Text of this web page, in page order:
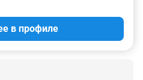
в профиле